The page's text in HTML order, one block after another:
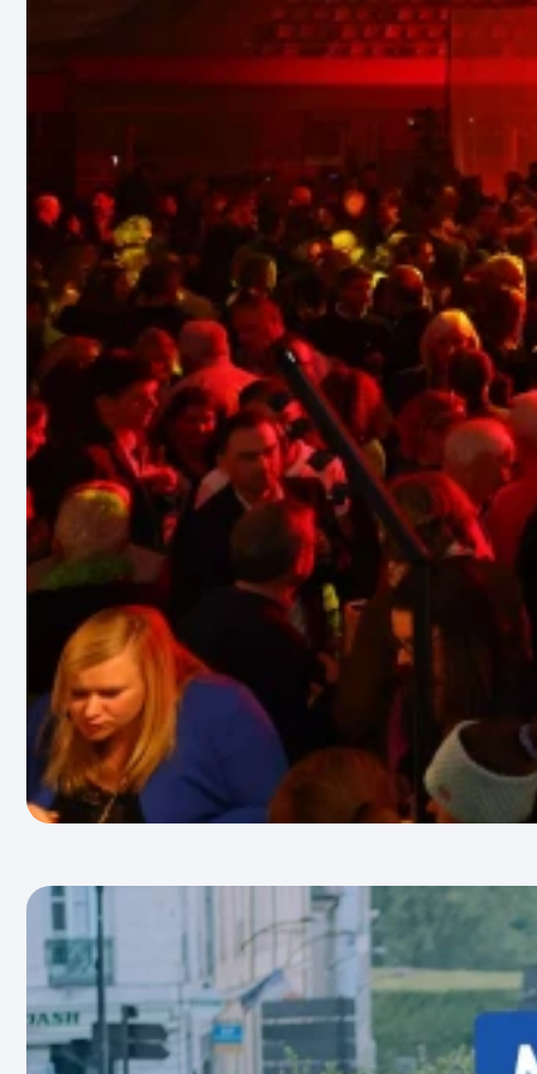
28 JUILLET 2026
Tour de France 2026 : Le bilan de
l’agence Panenka
Après trois semaines intenses
sur les routes du Tour de France
2026, l’heure est venue de